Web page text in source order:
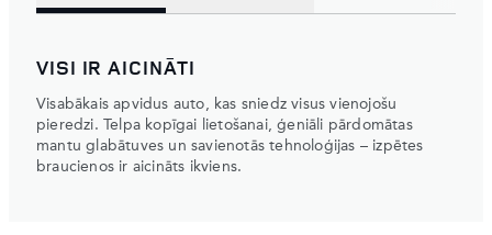
VISI IR AICINĀTI
Visabākais apvidus auto, kas sniedz visus vienojošu
pieredzi. Telpa kopīgai lietošanai, ģeniāli pārdomātas
mantu glabātuves un savienotās tehnoloģijas – izpētes
braucienos ir aicināts ikviens.